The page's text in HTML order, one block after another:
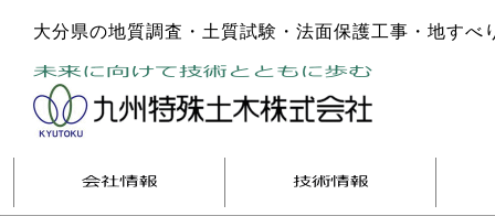
大分県の地質調査・土質試験・法面保護工事・地す